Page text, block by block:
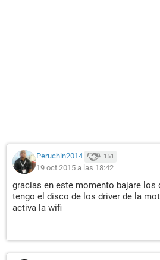
Peruchin2014 151
19 oct 2015 a las 18:42
gracias en este momento bajare los
tengo el disco de los driver de la
activa la wifi